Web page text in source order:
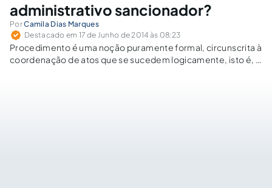
administrativo sancionador?
PorCamila Dias Marques
Destacado em 17 de Junho de 2014 às 08:23
Procedimento é uma noção puramente formal, circunscrita à
coordenação de atos que se sucedem logicamente, isto é, o